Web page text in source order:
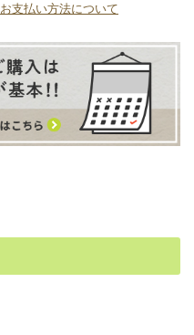
お支払い方法について